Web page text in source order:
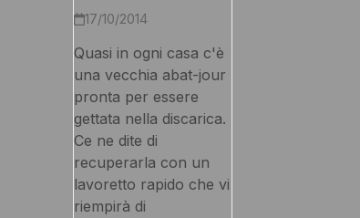
17/10/2014
Quasi in ogni casa c'è
una vecchia abat-jour
pronta per essere
gettata nella discarica.
Ce ne dite di
recuperarla con un
lavoretto rapido che vi
riempirà di